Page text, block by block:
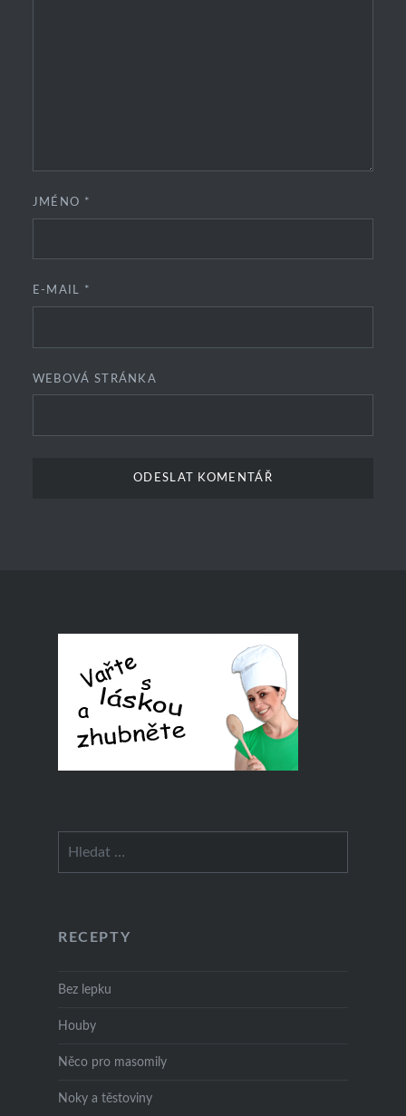
JMÉNO *
E-MAIL *
WEBOVÁ STRÁNKA
RECEPTY
Bez lepku
Houby
Něco pro masomily
Noky a těstoviny